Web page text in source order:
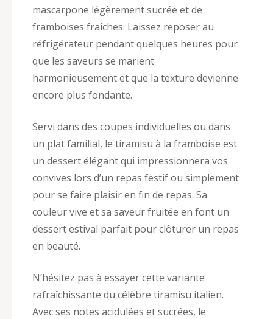
mascarpone légèrement sucrée et de
framboises fraîches. Laissez reposer au
réfrigérateur pendant quelques heures pour
que les saveurs se marient
harmonieusement et que la texture devienne
encore plus fondante.
Servi dans des coupes individuelles ou dans
un plat familial, le tiramisu à la framboise est
un dessert élégant qui impressionnera vos
convives lors d’un repas festif ou simplement
pour se faire plaisir en fin de repas. Sa
couleur vive et sa saveur fruitée en font un
dessert estival parfait pour clôturer un repas
en beauté.
N’hésitez pas à essayer cette variante
rafraîchissante du célèbre tiramisu italien.
Avec ses notes acidulées et sucrées, le